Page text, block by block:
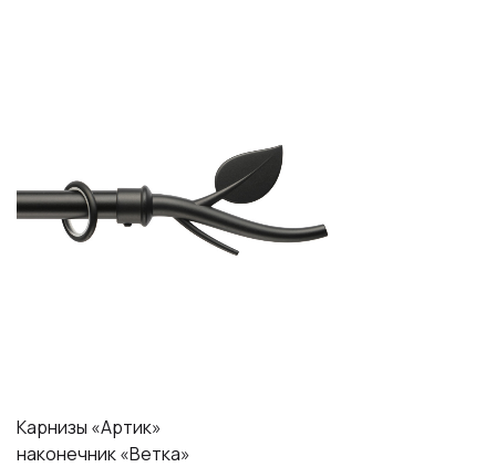
Карнизы «Артик»
наконечник «Ветка»